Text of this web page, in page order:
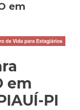
em
em
PI